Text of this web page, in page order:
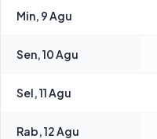
Min, 9 Agu
Sen, 10 Agu
Sel, 11 Agu
Rab, 12 Agu